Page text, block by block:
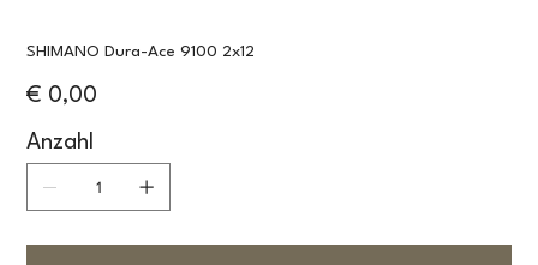
SHIMANO Dura-Ace 9100 2x12
Preis
€ 0,00
Anzahl